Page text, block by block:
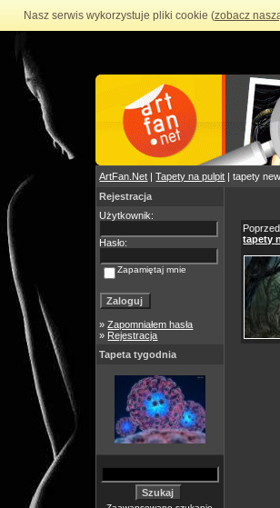
Nasz serwis wykorzystuje pliki cookie (zobacz
ArtFan.Net |Tapety na pulpit | tapety
Rejestracja
Użytkownik:
Hasło:
Zapamiętaj mnie
»Zapomniałem hasła
» Rejestracja
Tapeta tygodnia
tapety